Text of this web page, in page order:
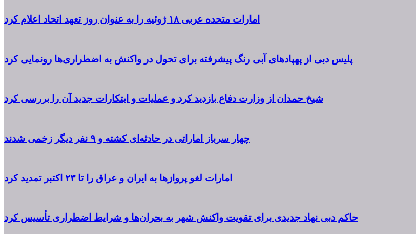
امارات متحده عربی ۱۸ ژوئیه را به عنوان روز تعهد اتحاد اعلام کرد
پلیس دبی از پهپادهای آبی رنگ پیشرفته برای تحول در واکنش به اضطراری‌ها رونمایی کرد
شیخ حمدان از وزارت دفاع بازدید کرد و عملیات و ابتکارات جدید آن را بررسی کرد
چهار سرباز اماراتی در حادثه‌ای کشته و ۹ نفر دیگر زخمی شدند
امارات لغو پروازها به ایران و عراق را تا ۲۳ اکتبر تمدید کرد
حاکم دبی نهاد جدیدی برای تقویت واکنش شهر به بحران‌ها و شرایط اضطراری تأسیس کرد